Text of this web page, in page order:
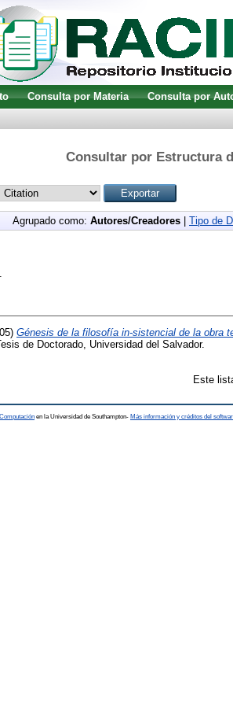
Consulta por Materia Consulta por
Consultar por Estructura
Agrupado como: Autores/Creadores Tipo de
Génesis de la filosofía in-sistencial de la obra
de Doctorado, Universidad del Salvador.
Este
en la Universidad de Southampton- Más información y créditos del